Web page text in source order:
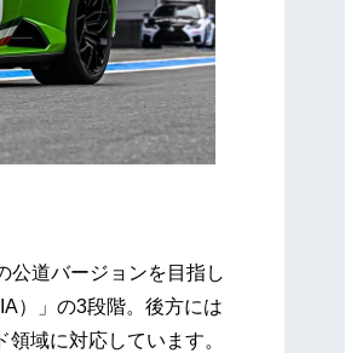
公道バージョンを目指し
）」の3段階。後方には
域に対応しています。